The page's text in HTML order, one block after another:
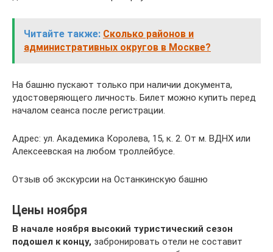
Читайте также: Сколько районов и
административных округов в Москве?
На башню пускают только при наличии документа,
удостоверяющего личность. Билет можно купить перед
началом сеанса после регистрации.
Адрес: ул. Академика Королева, 15, к. 2. От м. ВДНХ или
Алексеевская на любом троллейбусе.
Отзыв об экскурсии на Останкинскую башню
Цены ноября
В начале ноября высокий туристический сезон
подошел к концу, забронировать отели не составит